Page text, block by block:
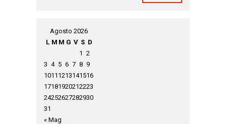
Agosto 2026
L M M G V S D
1 2
3 4 5 6 7 8 9
1011 1213141516
17181920212223
24252627282930
31
« Mag